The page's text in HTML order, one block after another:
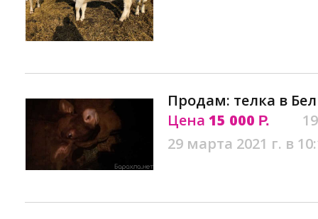
Продам: телка в
Цена 15 000 Р.
29 марта 2021 г. в